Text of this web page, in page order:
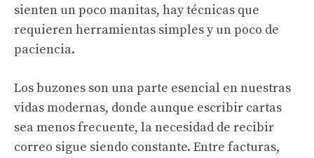
sienten un poco manitas, hay técnicas que
requieren herramientas simples y un poco de
paciencia.
Los buzones son una parte esencial en nuestras
vidas modernas, donde aunque escribir cartas
sea menos frecuente, la necesidad de recibir
correo sigue siendo constante. Entre facturas,